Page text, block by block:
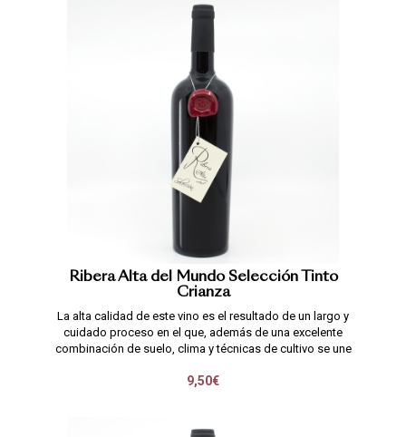
Ribera Alta del Mundo Selección Tinto
Crianza
La alta calidad de este vino es el resultado de un largo y
cuidado proceso en el que, además de una excelente
combinación de suelo, clima y técnicas de cultivo se une
una impronta única en las uv
9,50€